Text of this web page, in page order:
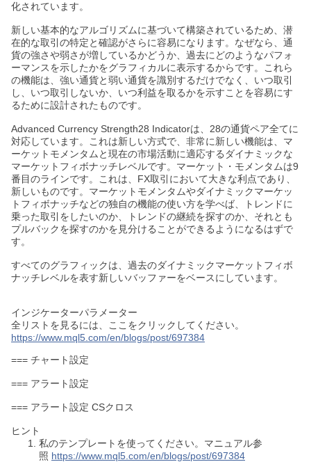
化されています。
新しい基本的なアルゴリズムに基づいて構築されているため、潜
在的な取引の特定と確認がさらに容易になります。なぜなら、通
貨の強さや弱さが増しているかどうか、過去にどのようなパフォ
ーマンスを示したかをグラフィカルに表示するからです。これら
の機能は、強い通貨と弱い通貨を識別するだけでなく、いつ取引
し、いつ取引しないか、いつ利益を取るかを示すことを容易にす
るために設計されたものです。
Advanced Currency Strength28 Indicatorは、28の通貨ペア全てに
対応しています。これは新しい方式で、非常に新しい機能は、マ
ーケットモメンタムと現在の市場活動に適応するダイナミックな
マーケットフィボナッチレベルです。マーケット・モメンタムは9
番目のラインです。これは、FX取引において大きな利点であり、
新しいものです。マーケットモメンタムやダイナミックマーケッ
トフィボナッチなどの独自の機能の使い方を学べば、トレンドに
乗った取引をしたいのか、トレンドの継続を探すのか、それとも
プルバックを探すのかを見分けることができるようになるはずで
す。
すべてのグラフィックは、過去のダイナミックマーケットフィボ
ナッチレベルを表す新しいバッファーをベースにしています。
インジケーターパラメーター
全リストを見るには、ここをクリックしてください。
https://www.mql5.com/en/blogs/post/697384
=== チャート設定
=== アラート設定
=== アラート設定 CSクロス
ヒント
私のテンプレートを使ってください。マニュアル参
照 https://www.mql5.com/en/blogs/post/697384